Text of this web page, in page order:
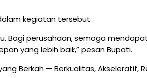
kegiatan tersebut.
Bagi perusahaan, semoga
yang lebih baik,” pesan Bupati.
Berkah — Berkualitas, Akseleratif,